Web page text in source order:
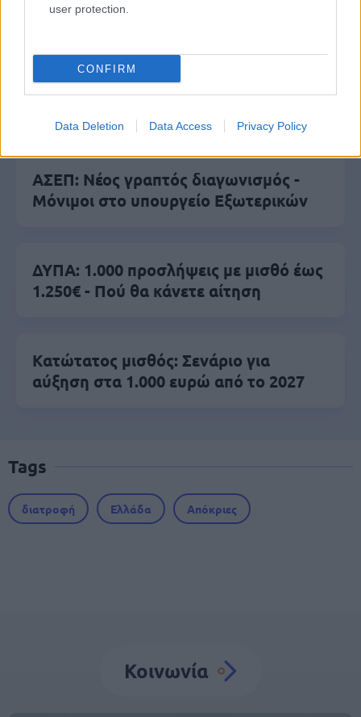
user protection.
CONFIRM
Data Deletion Data Access Privacy Policy
Δημοφιλείς Ειδήσεις
ΑΣΕΠ: Αυτές είναι οι δύο επόμενες
ΑΣΕΠ: Νέος γραπτός διαγωνισμός -
Μόνιμοι στο υπουργείο Εξωτερικών
ΔΥΠΑ: 1.000 προσλήψεις με μισθό έως
1.250€ - Πού θα κάνετε αίτηση
Κατώτατος μισθός: Σενάριο για
αύξηση στα 1.000 ευρώ από το 2027
Tags
διατροφή Ελλάδα Απόκριες
Κοινωνία